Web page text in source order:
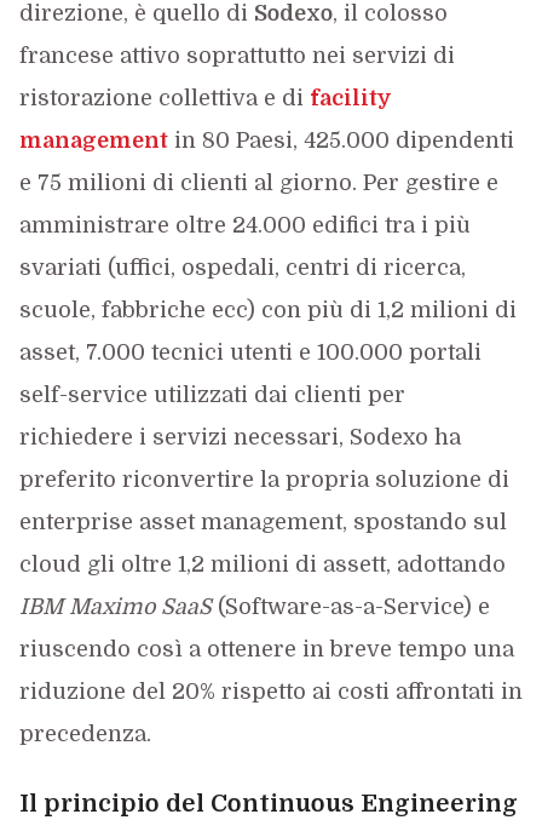
direzione, è quello di Sodexo, il colosso
francese attivo soprattutto nei servizi di
ristorazione collettiva e di facility
managementin 80 Paesi, 425.000 dipendenti
e 75 milioni di clienti al giorno. Per gestire e
amministrare oltre 24.000 edifici tra i più
svariati (uffici, ospedali, centri di ricerca,
scuole, fabbriche ecc) con più di 1,2 milioni di
asset, 7.000 tecnici utenti e 100.000 portali
self-service utilizzati dai clienti per
richiedere i servizi necessari, Sodexo ha
preferito riconvertire la propria soluzione di
enterprise asset management, spostando sul
cloud gli oltre 1,2 milioni di assett, adottando
IBM Maximo SaaS(Software-as-a-Service) e
riuscendo così a ottenere in breve tempo una
riduzione del 20% rispetto ai costi affrontati in
precedenza.
Il principio del Continuous Engineering